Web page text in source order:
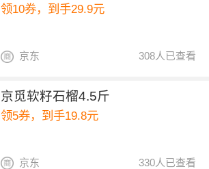
领10券，到手29.9元
308人已查看
京东
京觅软籽石榴4.5斤
领5券，到手19.8元
330人已查看
京东